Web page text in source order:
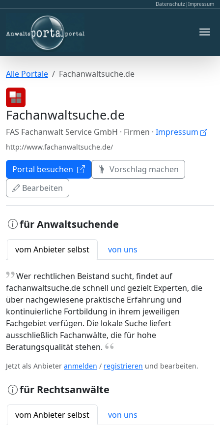
Datenschutz| Impressum
Alle Portale Fachanwaltsuche.de
Fachanwaltsuche.de
FAS Fachanwalt Service GmbH · Firmen · Impressum
http://www.fachanwaltsuche.de/
Portal besuchen
Vorschlag machen
Bearbeiten
für Anwaltsuchende
vom Anbieter selbst von uns
„Wer rechtlichen Beistand sucht, findet auf
fachanwaltsuche.de schnell und gezielt Experten, die
über nachgewiesene praktische Erfahrung und
kontinuierliche Fortbildung in ihrem jeweiligen
Fachgebiet verfügen. Die lokale Suche liefert
ausschließlich Fachanwälte, die für hohe
Beratungsqualität stehen. “
Jetzt als Anbieter anmelden / registrieren und bearbeiten.
für Rechtsanwälte
vom Anbieter selbst von uns